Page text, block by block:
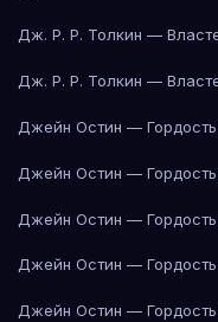
Дж. Р. Р. Толкин —
Дж. Р. Р. Толкин —
Джейн Остин —
Джейн Остин —
Джейн Остин —
Джейн Остин —
Джейн Остин —